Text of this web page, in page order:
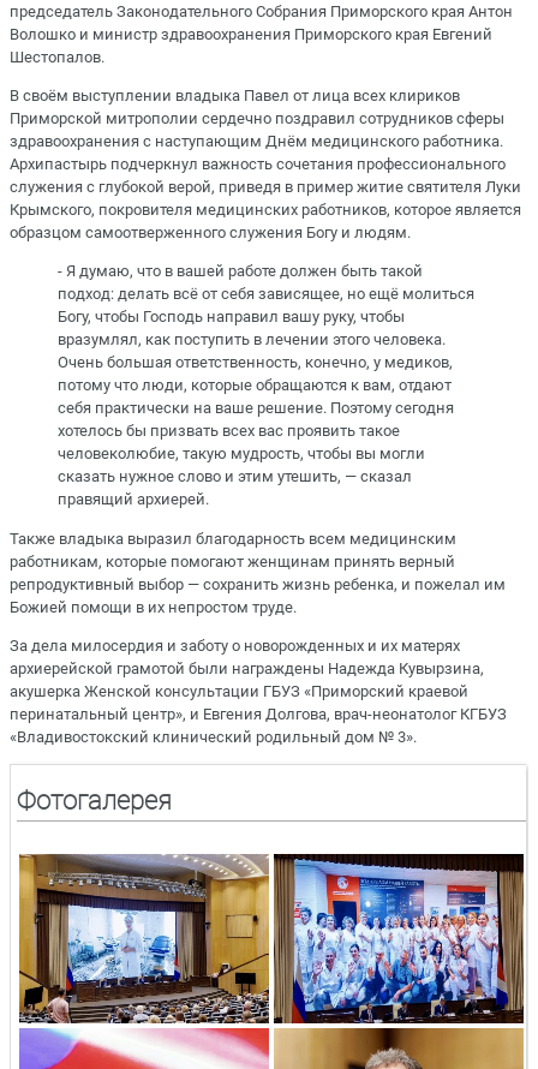
председатель Законодательного Собрания Приморского края Антон
Волошко и министр здравоохранения Приморского края Евгений
Шестопалов.
В своём выступлении владыка Павел от лица всех клириков
Приморской митрополии сердечно поздравил сотрудников сферы
здравоохранения с наступающим Днём медицинского работника.
Архипастырь подчеркнул важность сочетания профессионального
служения с глубокой верой, приведя в пример житие святителя Луки
Крымского, покровителя медицинских работников, которое является
образцом самоотверженного служения Богу и людям.
- Я думаю, что в вашей работе должен быть такой
подход: делать всё от себя зависящее, но ещё молиться
Богу, чтобы Господь направил вашу руку, чтобы
вразумлял, как поступить в лечении этого человека.
Очень большая ответственность, конечно, у медиков,
потому что люди, которые обращаются к вам, отдают
себя практически на ваше решение. Поэтому сегодня
хотелось бы призвать всех вас проявить такое
человеколюбие, такую мудрость, чтобы вы могли
сказать нужное слово и этим утешить, — сказал
правящий архиерей.
Также владыка выразил благодарность всем медицинским
работникам, которые помогают женщинам принять верный
репродуктивный выбор — сохранить жизнь ребенка, и пожелал им
Божией помощи в их непростом труде.
За дела милосердия и заботу о новорожденных и их матерях
архиерейской грамотой были награждены Надежда Кувырзина,
акушерка Женской консультации ГБУЗ «Приморский краевой
перинатальный центр», и Евгения Долгова, врач-неонатолог КГБУЗ
«Владивостокский клинический родильный дом № 3».
Фотогалерея